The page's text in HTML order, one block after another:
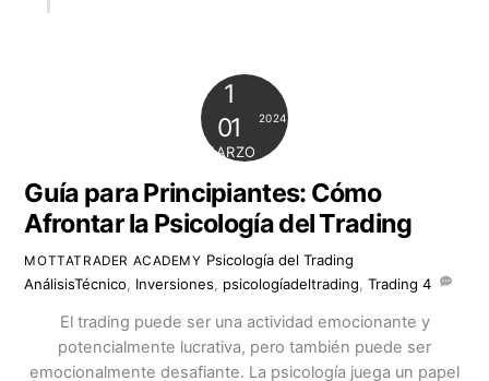
1
01
MARZO
2024
Guía para Principiantes: Cómo
Afrontar la Psicología del Trading
MOTTATRADER ACADEMY Psicología del Trading
AnálisisTécnico Inversiones psicologíadeltrading ,Trading 4
El trading puede ser una actividad emocionante y
potencialmente lucrativa, pero también puede ser
emocionalmente desafiante. La psicología juega un papel